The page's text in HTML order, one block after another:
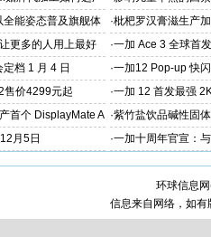
代工厂
能姿态普及旗舰体
·枇杷罗汉膏滋生产
家
更多的人用上最好
·一加 Ace 3 全球首
屏幕体验
档 1 月 4 日 ·一加12 Pop-up 快
售价4299元起 ·一加 12 首发最强
首个 DisplayMate A ·紫竹盐饮品碱性固
工
月5日 ·一加十周年官宣：
环球信息
信息来自网络，如